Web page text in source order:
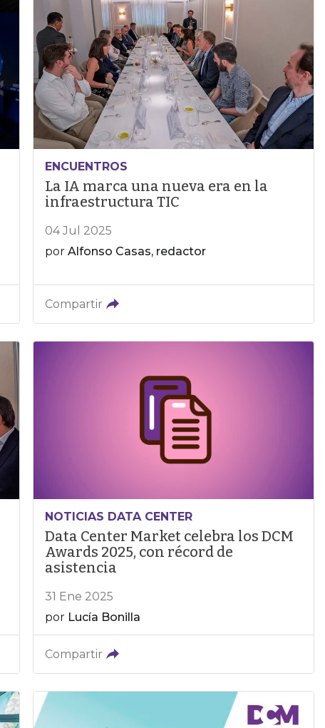
ENCUENTROS
La IA marca una nueva era en la
infraestructura TIC
04 Jul 2025
porAlfonso Casas, redactor
Compartir
NOTICIAS DATA CENTER
Data Center Market celebra los DCM
Awards 2025, con récord de
asistencia
31 Ene 2025
por Lucía Bonilla
Compartir